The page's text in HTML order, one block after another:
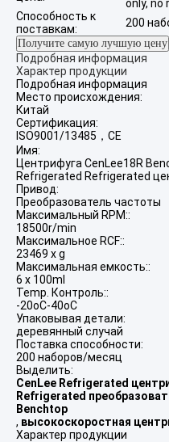
only, no
Способность к
поставкам:
200
Получите самую лучшую цену
Подробная информация
Характер продукции
Подробная информация
Место происхождения:
Китай
Сертификация:
ISO9001/13485，CE
Имя:
Центрифуга CenLee18R
Refrigerated Refrigerated
Привод:
Преобразователь частоты
Максимальный RPM::
18500r/min
Максимальное RCF::
23469 x g
Максимальная емкость::
6 x 100ml
Temp. Контроль::
-20oC-40oC
Упаковывая детали:
деревянный случай
Поставка способности:
200 наборов/месяц
Выделить:
CenLee Refrigerated
Refrigerated
Benchtop
, высокоскоростная
Характер продукции